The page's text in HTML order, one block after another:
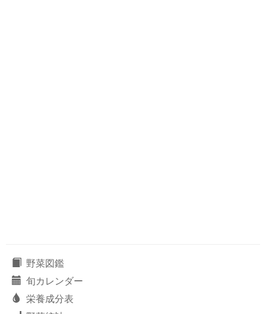
野菜図鑑
旬カレンダー
栄養成分表